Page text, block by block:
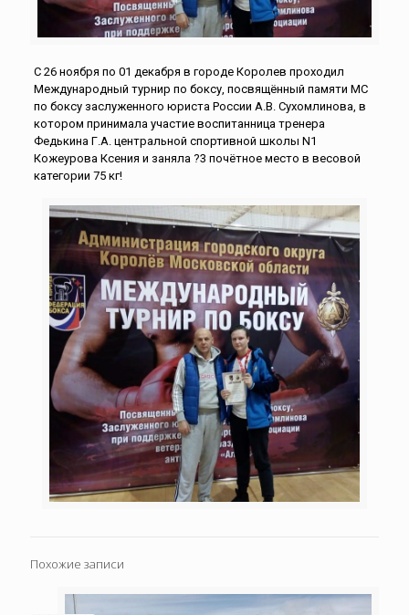
С 26 ноября по 01 декабря в городе Королев проходил
Международный турнир по боксу, посвящённый памяти МС
по боксу заслуженного юриста России А.В. Сухомлинова, в
котором принимала участие воспитанница тренера
Федькина Г.А. центральной спортивной школы N1
Кожеурова Ксения и заняла ?3 почётное место в весовой
категории 75 кг!
Похожие записи